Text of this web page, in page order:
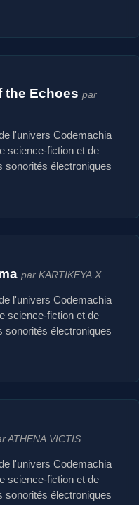
the Echoes par
l'univers Codemachia
science-fiction et de
sonorités électroniques
par KARTIKEYA.X
l'univers Codemachia
science-fiction et de
sonorités électroniques
ATHENA.VICTIS
l'univers Codemachia
science-fiction et de
sonorités électroniques